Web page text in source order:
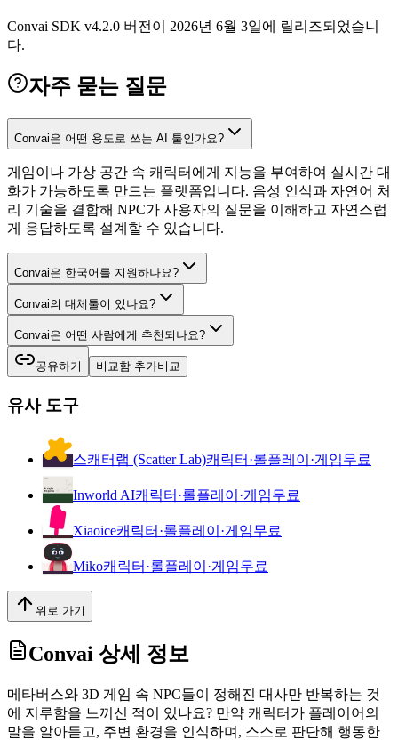
Convai SDK v4.2.0 버전이 2026년 6월 3일에 릴리즈되었습니
다.
자주 묻는 질문
Convai은 어떤 용도로 쓰는 AI 툴인가요?
게임이나 가상 공간 속 캐릭터에게 지능을 부여하여 실시간 대
화가 가능하도록 만드는 플랫폼입니다. 음성 인식과 자연어 처
리 기술을 결합해 NPC가 사용자의 질문을 이해하고 자연스럽
게 응답하도록 설계할 수 있습니다.
Convai은 한국어를 지원하나요?
Convai의 대체툴이 있나요?
Convai은 어떤 사람에게 추천되나요?
공유하기 비교함 추가비교
유사 도구
스캐터랩 (Scatter Lab)캐릭터·롤플레이·게임무료
Inworld AI캐릭터·롤플레이·게임무료
Xiaoice캐릭터·롤플레이·게임무료
Miko캐릭터·롤플레이·게임무료
위로 가기
Convai 상세 정보
메타버스와 3D 게임 속 NPC들이 정해진 대사만 반복하는 것
에 지루함을 느끼신 적이 있나요? 만약 캐릭터가 플레이어의
말을 알아듣고, 주변 환경을 인식하며, 스스로 판단해 행동한